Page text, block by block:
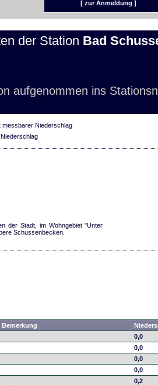
[ zur Anmeldung ]
der Station Bad
aufgenommen ins
messbarer Niederschlag
der Stadt, im Wohngebiet "Unter
Schussenbecken.
Bemerkung
0,0
0,0
0,0
0,0
0,2